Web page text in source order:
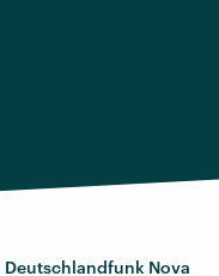
Deutschlandfunk Nova